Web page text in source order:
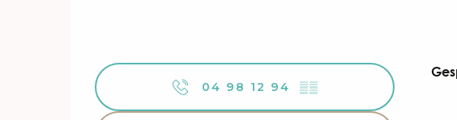
04 98 12 94 ▒▒